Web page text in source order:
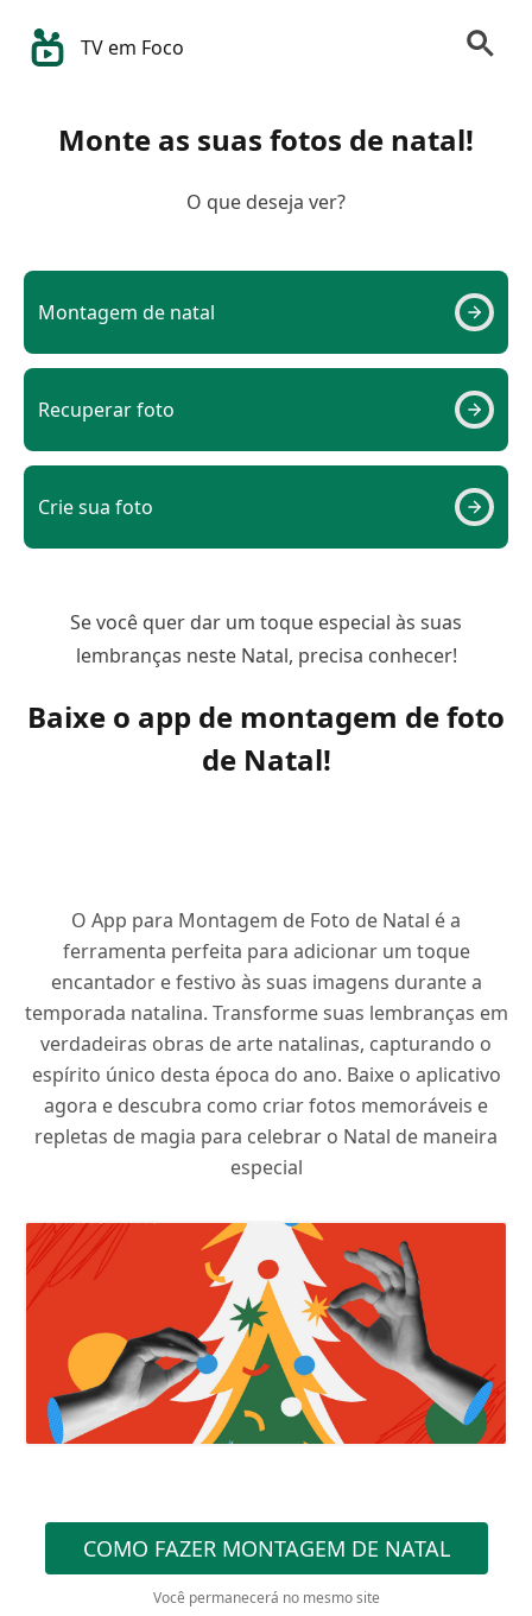
TV em Foco
Monte as suas fotos de natal!
O que deseja ver?
Montagem de natal
Recuperar foto
Crie sua foto
Se você quer dar um toque especial às suas
lembranças neste Natal, precisa conhecer!
Baixe o app de montagem de foto
de Natal!
O App para Montagem de Foto de Natal é a
ferramenta perfeita para adicionar um toque
encantador e festivo às suas imagens durante a
temporada natalina. Transforme suas lembranças em
verdadeiras obras de arte natalinas, capturando o
espírito único desta época do ano. Baixe o aplicativo
agora e descubra como criar fotos memoráveis e
repletas de magia para celebrar o Natal de maneira
especial
COMO FAZER MONTAGEM DE NATAL
Você permanecerá no mesmo site